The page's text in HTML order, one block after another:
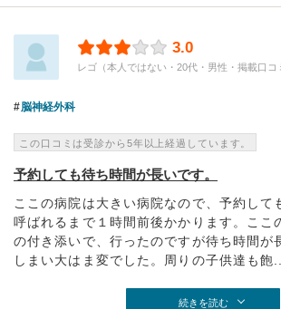
3.0
レゴ（本人ではない・20代・男性・掲載口コ
脳神経外科
この口コミは受診から5年以上経過しています。
予約しても待ち時間が長いです。
ここの病院は大きい病院なので、予約して
呼ばれるまで１時間前後かかります。ここ
の付き添いで、行ったのですが待ち時間が
しまい大はま変でした。周りの子供達も飽...
続きを読む